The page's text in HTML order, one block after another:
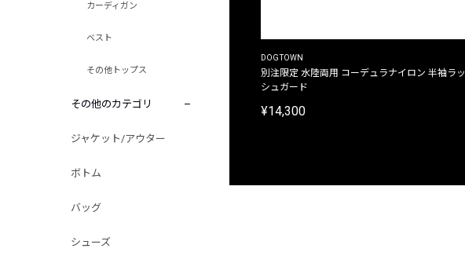
カーディガン
ベスト
その他トップス
その他のカテゴリ
ジャケット/アウター
ボトム
バッグ
シューズ
別注限定 ピグメントダイ バックプリント サーフ
DOGTOWN
別注限定 水陸両用 コーデュラナイロン 半袖ラッ
シュガード
¥14,300